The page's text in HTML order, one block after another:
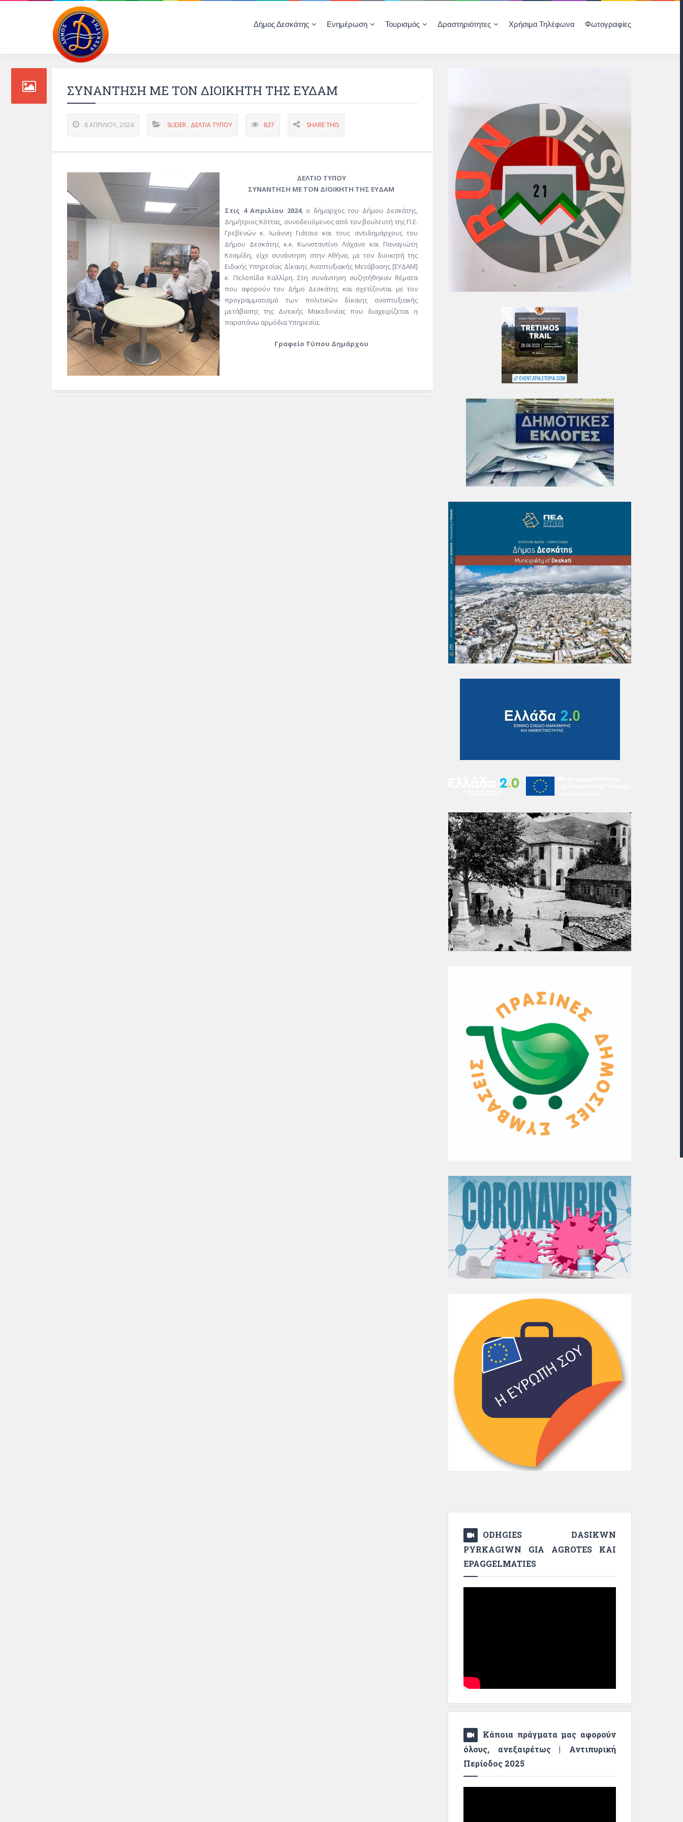
Δήμος Δεσκάτης Ενημέρωση Τουρισμός Δραστηριότητες Χρήσιμα Τηλέφωνα Φωτογραφίες
ΣΥΝΑΝΤΗΣΗ ΜΕ ΤΟΝ ΔΙΟΙΚΗΤΗ ΤΗΣ ΕΥΔΑΜ
8 ΑΠΡΙΛΊΟΥ, 2024 SLIDER , ΔΕΛΤΊΑ ΤΎΠΟΥ 837 SHARE THIS
ΔΕΛΤΙΟ ΤΥΠΟΥ
ΣΥΝΑΝΤΗΣΗ ΜΕ ΤΟΝ ΔΙΟΙΚΗΤΗ ΤΗΣ ΕΥΔΑΜ
Στις 4 Απριλίου 2024, ο δήμαρχος του Δήμου Δεσκάτης,
Δημήτριος Κόττας, συνοδευόμενος από τον βουλευτή της Π.Ε.
Γρεβενών κ. Ιωάννη Γιάτσιο και τους αντιδημάρχους του
Δήμου Δεσκάτης κ.κ. Κωνσταντίνο Λάχανο και Παναγιώτη
Κοσμίδη, είχε συνάντηση στην Αθήνα, με τον διοικητή της
Ειδικής Υπηρεσίας Δίκαιης Αναπτυξιακής Μετάβασης [ΕΥΔΑΜ]
κ. Πελοπίδα Καλλίρη. Στη συνάντηση συζητήθηκαν θέματα
που αφορούν τον Δήμο Δεσκάτης και σχετίζονται με τον
προγραμματισμό των πολιτικών δίκαιης αναπτυξιακής
μετάβασης της Δυτικής Μακεδονίας που διαχειρίζεται η
παραπάνω αρμόδια Υπηρεσία.
Γραφείο Τύπου Δημάρχου
ODHGIES DASIKWN
PYRKAGIWN GIA AGROTES KAI
EPAGGELMATIES
Κάποια πράγματα μας αφορούν
όλους, ανεξαιρέτως | Αντιπυρική
Περίοδος 2025